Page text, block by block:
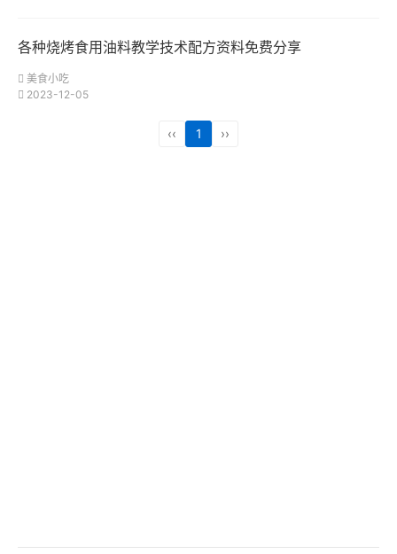
各种烧烤食用油料教学技术配方资料免费分享
美食小吃
2023-12-05
‹‹ 1 ››